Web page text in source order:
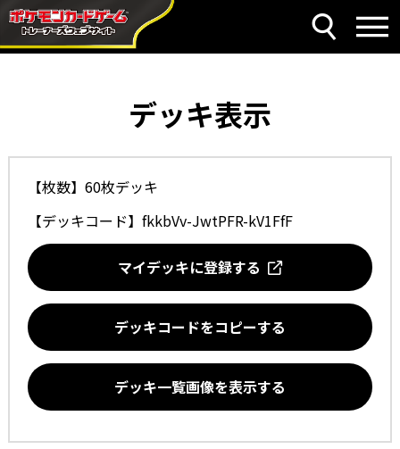
デッキ表示
【枚数】60枚デッキ
【デッキコード】 fkkbVv-JwtPFR-kV1FfF
マイデッキに登録する
デッキコードをコピーする
デッキ一覧画像を表示する